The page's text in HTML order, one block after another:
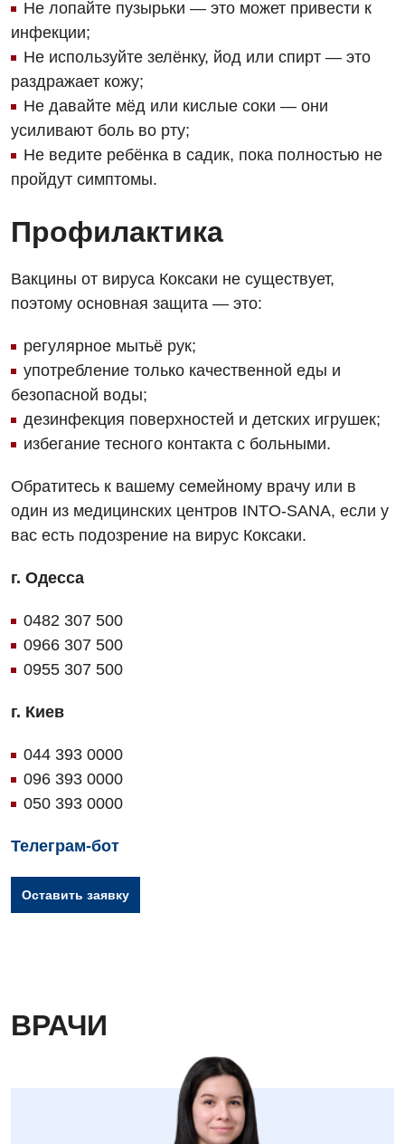
Травматологическое отделение
Урологическое отделение
Урология
Физиотерапия
Эндокринология
Для детей
Детская гастроэнтерология
Детская гинекология
Детская кардиоревматология
Детская ортопедия и травматология
Детская оториноларингология
Детская офтальмология
Детская урология
Детская хирургия
Педиатрия
Не лопайте пузырьки — это может привести к
инфекции;
Не используйте зелёнку, йод или спирт — это
раздражает кожу;
Не давайте мёд или кислые соки — они
усиливают боль во рту;
Не ведите ребёнка в садик, пока полностью не
пройдут симптомы.
Профилактика
Вакцины от вируса Коксаки не существует,
поэтому основная защита — это:
регулярное мытьё рук;
употребление только качественной еды и
безопасной воды;
дезинфекция поверхностей и детских игрушек;
избегание тесного контакта с больными.
Обратитесь к вашему семейному врачу или в
один из медицинских центров INTO-SANA, если у
вас есть подозрение на вирус Коксаки.
г. Одесса
0482 307 500
0966 307 500
0955 307 500
г. Киев
044 393 0000
096 393 0000
050 393 0000
Телеграм-бот
Оставить заявку
ВРАЧИ